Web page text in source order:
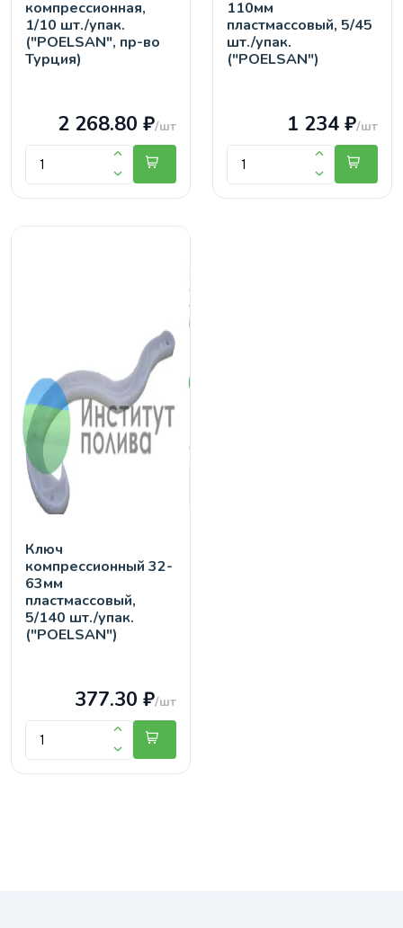
компрессионная,
1/10 шт./упак.
("POELSAN", пр-во
Турция)
2 268.80 ₽/шт
110мм
пластмассовый, 5/45
шт./упак.
("POELSAN")
1 234 ₽/шт
Ключ
компрессионный 32-
63мм
пластмассовый,
5/140 шт./упак.
("POELSAN")
377.30 ₽/шт